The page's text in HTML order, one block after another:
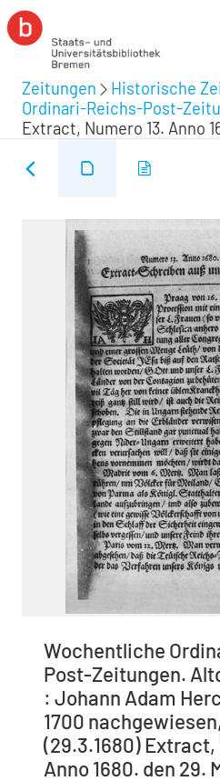
Zeitungen Historische
Ordinari-Reichs-Post-
Extract, Numero 13. Anno
Wochentliche
Post-Zeitungen.
: Johann Adam
1700
(29.3.1680) Extract,
Anno 1680. den 29.